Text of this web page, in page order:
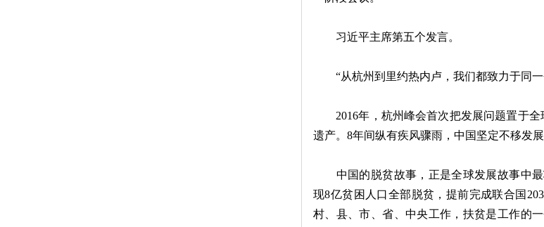
习近平主席第五个发言。
“从杭州到里约热内卢，我们都致力于同一
2016年，杭州峰会首次把发展问题置于全
遗产。8年间纵有疾风骤雨，中国坚定不移发
中国的脱贫故事，正是全球发展故事中最
现8亿贫困人口全部脱贫，提前完成联合国
村、县、市、省、中央工作，扶贫是工作的